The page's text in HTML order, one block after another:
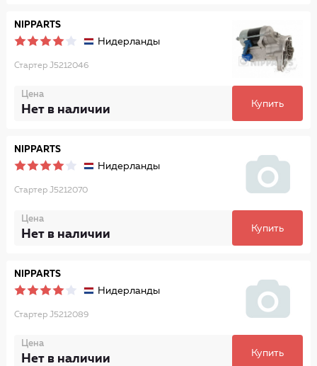
NIPPARTS
Нидерланды
Стартер J5212046
Цена
Нет в наличии Купить
NIPPARTS
Нидерланды
Стартер J5212070
Цена
Нет в наличии Купить
NIPPARTS
Нидерланды
Стартер J5212089
Цена
Нет в наличии Купить